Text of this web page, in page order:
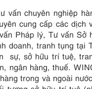
vấn chuyên nghiệp
cung cấp các dịch
Pháp lý, Tư vấn Sở
doanh, tranh tụng tại
sự, sở hữu trí tuệ,
ngân hàng, thuế.
trong và ngoài